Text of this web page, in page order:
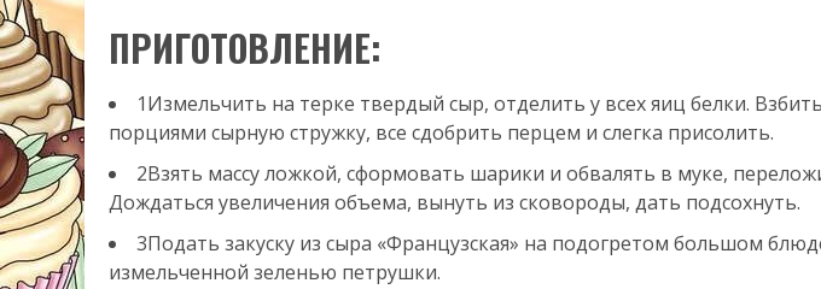
ПРИГОТОВЛЕНИЕ:
1Измельчить на терке твердый сыр, отделить у всех яиц белки.
порциями сырную стружку, все сдобрить перцем и слегка присолить.
2Взять массу ложкой, сформовать шарики и обвалять в муке,
Дождаться увеличения объема, вынуть из сковороды, дать подсохнуть.
3Подать закуску из сыра «Французская» на подогретом большом
измельченной зеленью петрушки.